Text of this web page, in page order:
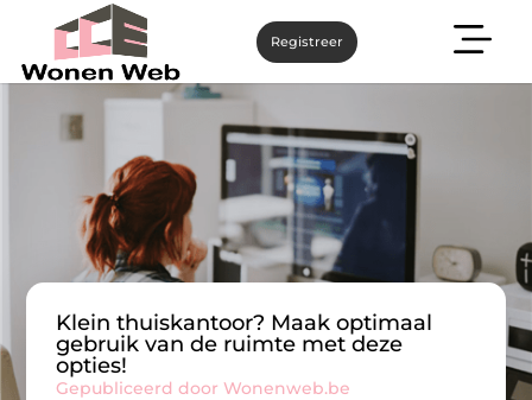
Registreer
Klein thuiskantoor? Maak optimaal
gebruik van de ruimte met deze
opties!
Gepubliceerd door Wonenweb.be